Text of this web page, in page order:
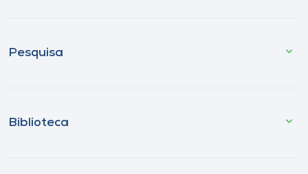
Pesquisa
Biblioteca